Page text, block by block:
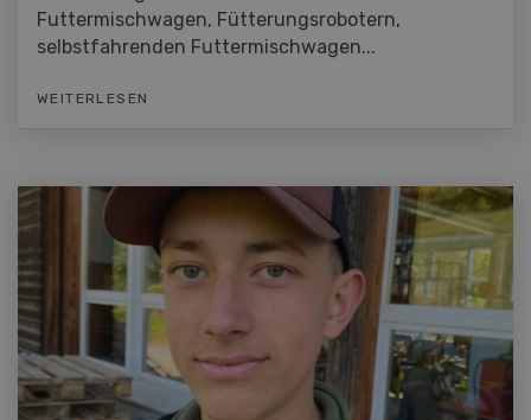
Futtermischwagen, Fütterungsrobotern,
selbstfahrenden Futtermischwagen...
WEITERLESEN